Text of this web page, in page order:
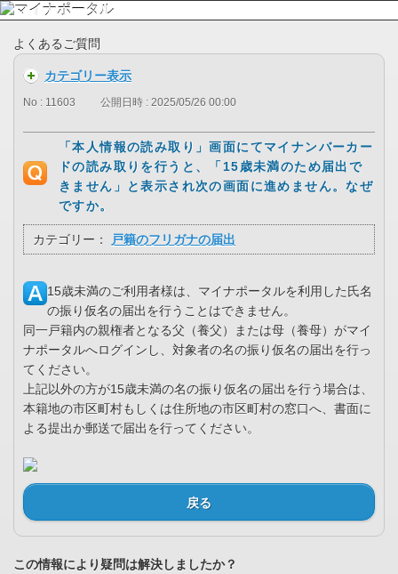
よくあるご質問
カテゴリー表示
No : 11603 公開日時 : 2025/05/26 00:00
「本人情報の読み取り」画面にてマイナンバーカー
ドの読み取りを行うと、「15歳未満のため届出で
きません」と表示され次の画面に進めません。なぜ
ですか。
カテゴリー： 戸籍のフリガナの届出
15歳未満のご利用者様は、マイナポータルを利用した氏名
の振り仮名の届出を行うことはできません。
同一戸籍内の親権者となる父（養父）または母（養母）がマイ
ナポータルへログインし、対象者の名の振り仮名の届出を行っ
てください。
上記以外の方が15歳未満の名の振り仮名の届出を行う場合は、
本籍地の市区町村もしくは住所地の市区町村の窓口へ、書面に
よる提出か郵送で届出を行ってください。
戻る
この情報により疑問は解決しましたか？